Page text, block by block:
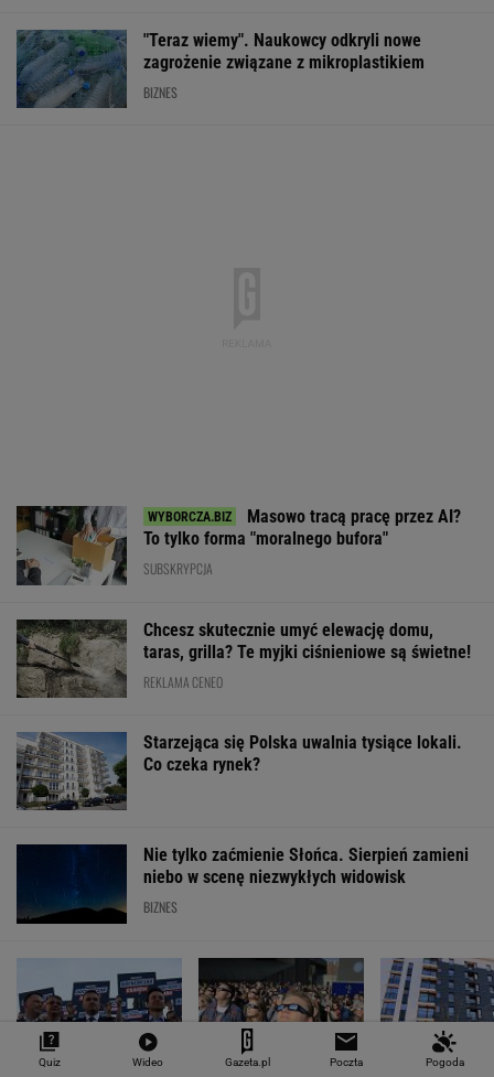
"Teraz wiemy". Naukowcy odkryli nowe
zagrożenie związane z mikroplastikiem
BIZNES
Masowo tracą pracę przez AI?
To tylko forma "moralnego bufora"
SUBSKRYPCJA
Chcesz skutecznie umyć elewację domu,
taras, grilla? Te myjki ciśnieniowe są świetne!
REKLAMA CENEO
Starzejąca się Polska uwalnia tysiące lokali.
Co czeka rynek?
Nie tylko zaćmienie Słońca. Sierpień zamieni
niebo w scenę niezwykłych widowisk
BIZNES
Quiz Wideo Gazeta.pl Poczta Pogoda